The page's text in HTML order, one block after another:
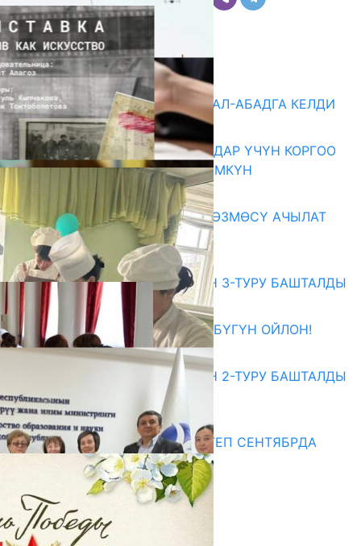
Комментарийлер
Акыркы жаңылыктар
«БИРИМДИК КЕРБЕНИ» ЖАЛАЛ-АБАДГА КЕЛДИ
07.08.2026
КОРРУПЦИЯНЫ КАБАРЛАГАНДАР ҮЧҮН КОРГОО
ЧАРАЛАРЫ КҮЧӨТҮЛҮШҮ МҮМКҮН
«АРХИВ – ИСКУССТВО» КӨРГӨЗМӨСҮ АЧЫЛАТ
07.08.2026
Абитуриент
ЖОЖДОРГО КАБЫЛ АЛУУНУН 3-ТУРУ БАШТАЛДЫ
27.07.2026
ӨЗҮҢДҮН КЕЛЕЧЕГИҢ ҮЧҮН БҮГҮН ОЙЛОН!
20.07.2026
ЖОЖДОРГО КАБЫЛ АЛУУНУН 2-ТУРУ БАШТАЛДЫ
20.07.2026
Медиа
СУЗАКТА 750 ОРУНДУУ МЕКТЕП СЕНТЯБРДА
ПАЙДАЛАНУУГА БЕРИЛЕТ
07.08.2025
Улуу Жеңиштин жандуу сөзү
29.04.2025